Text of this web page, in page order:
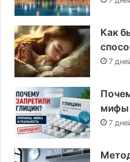
в
а
C
v
d
9
Как
7
мифы
7